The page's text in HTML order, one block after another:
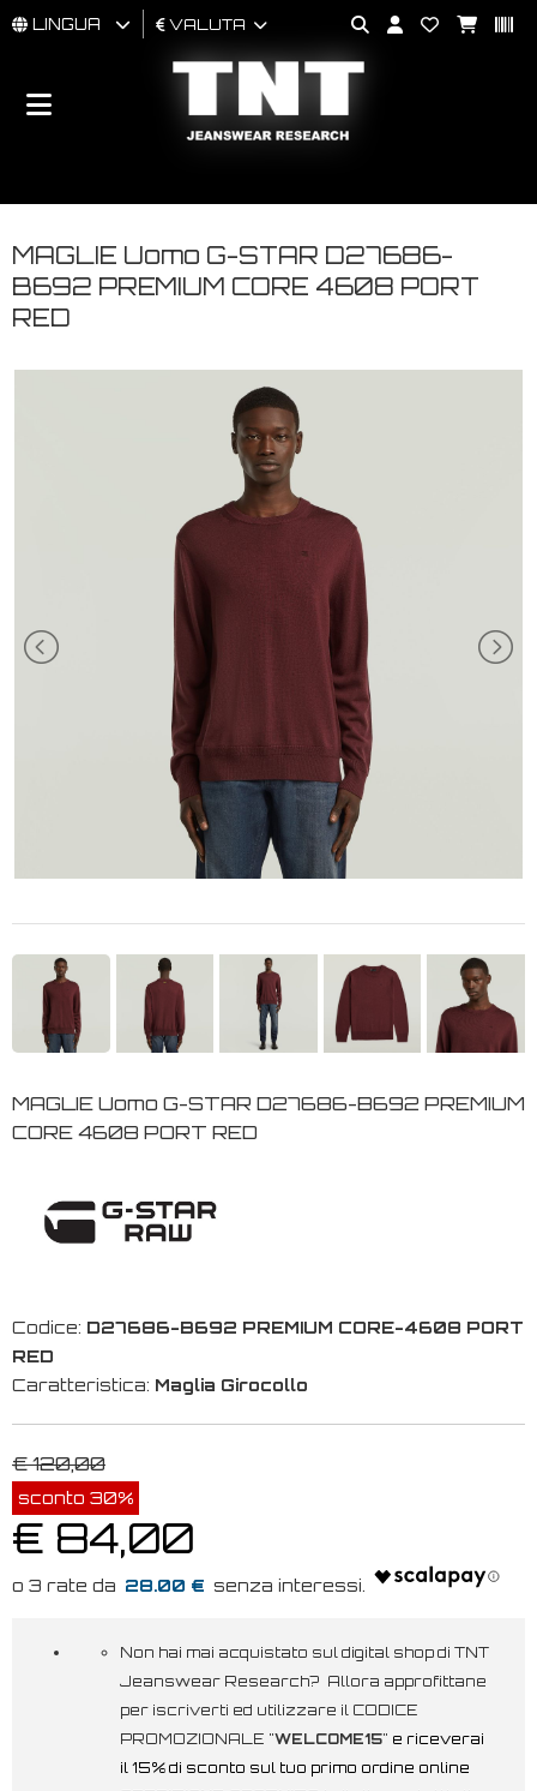
UOMO
BRAND
LINGUA VALUTA
MAGLIE Uomo G-STAR D27686-
B692 PREMIUM CORE 4608 PORT
RED
MAGLIE Uomo G-STAR D27686-B692 PREMIUM
CORE 4608 PORT RED
Codice: D27686-B692 PREMIUM CORE-4608 PORT
RED
Caratteristica: Maglia Girocollo
€ 120,00
sconto 30%
€ 84,00
28.00 €
Non hai mai acquistato sul digital shop di TNT
Jeanswear Research? Allora approfittane
per iscriverti ed utilizzare il CODICE
PROMOZIONALE "WELCOME15" e riceverai
il 15% di sconto sul tuo primo ordine online